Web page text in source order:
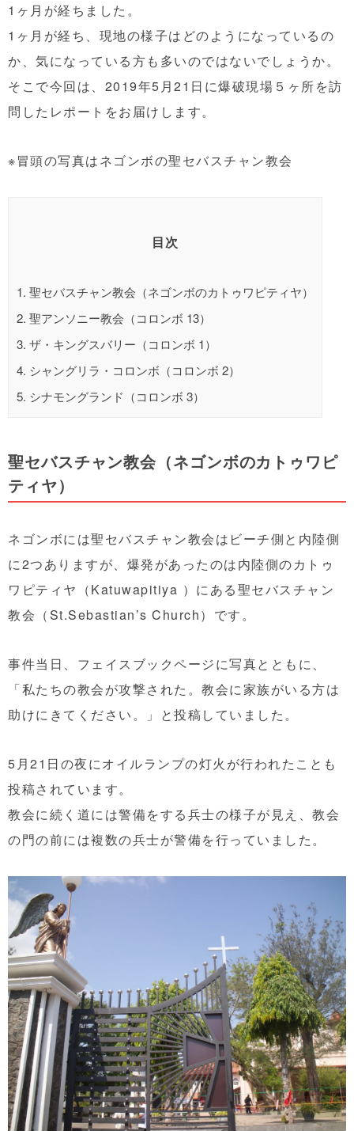
1ヶ月が経ちました。
1ヶ月が経ち、現地の様子はどのようになっているの
か、気になっている方も多いのではないでしょうか。
そこで今回は、2019年5月21日に爆破現場５ヶ所を訪
問したレポートをお届けします。
※冒頭の写真はネゴンボの聖セバスチャン教会
目次
1. 聖セバスチャン教会（ネゴンボのカトゥワピティヤ）
2. 聖アンソニー教会（コロンボ 13）
3. ザ・キングスバリー（コロンボ 1）
4. シャングリラ・コロンボ（コロンボ 2）
5. シナモングランド（コロンボ 3）
聖セバスチャン教会（ネゴンボのカトゥワピ
ティヤ）
ネゴンボには聖セバスチャン教会はビーチ側と内陸側
に2つありますが、爆発があったのは内陸側のカトゥ
ワピティヤ（Katuwapitiya ）にある聖セバスチャン
教会（St.Sebastian’s Church）です。
事件当日、 フェイスブックページに写真とともに、
「私たちの教会が攻撃された。教会に家族がいる方は
助けにきてください。」と投稿していました。
5月21日の夜にオイルランプの灯火が行われたことも
投稿されています。
教会に続く道には警備をする兵士の様子が見え、教会
の門の前には複数の兵士が警備を行っていました。